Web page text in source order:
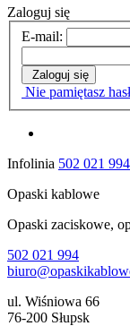
Zaloguj się
E-mail:
Zaloguj się
Nie pamiętasz
Infolinia 502 021 994
Opaski kablowe
Opaski zaciskowe,
502 021 994
ul. Wiśniowa 66
76-200 Słupsk